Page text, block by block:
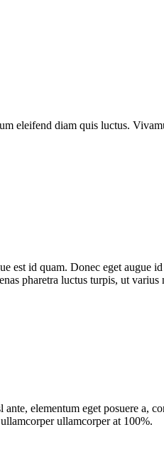
eleifend diam quis luctus.
est id quam. Donec eget augue
pharetra luctus turpis, ut
elementum eget posuere a,
ullamcorper at 100%.